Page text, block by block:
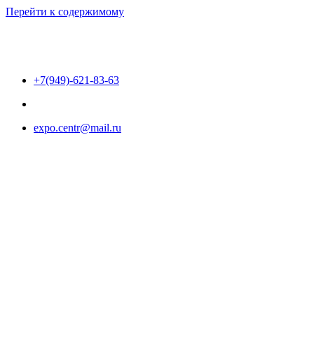
Перейти к содержимому
+7(949)-621-83-63
expo.centr@mail.ru